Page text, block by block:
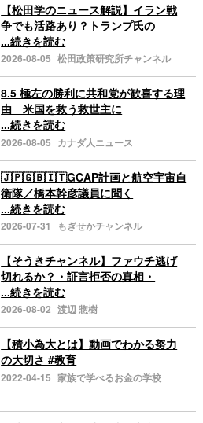
【松田学のニュース解説】イラン戦
争でも活路あり？トランプ氏の
...続きを読む
2026-08-05 松田政策研究所チャンネル
8.5 極左の勝利に共和党が歓喜する理
由 米国を救う救世主に
...続きを読む
2026-08-05 カナダ人ニュース
🇯🇵🇬🇧🇮🇹GCAP計画と航空宇宙自
衛隊／橋本幹彦議員に聞く
...続きを読む
2026-07-31 もぎせかチャンネル
【そうきチャンネル】ファウチ逃げ
切れるか？・証言拒否の真相・
...続きを読む
2026-08-02 渡辺 惣樹
【積小為大とは】動画でわかる努力
の大切さ #教育
2022-04-15 家族で学べるお金の学校